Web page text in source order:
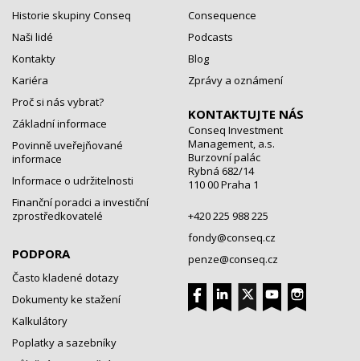
Historie skupiny Conseq
Naši lidé
Kontakty
Kariéra
Proč si nás vybrat?
Základní informace
Povinně uveřejňované
informace
Informace o udržitelnosti
Finanční poradci a investiční
zprostředkovatelé
PODPORA
Často kladené dotazy
Dokumenty ke stažení
Kalkulátory
Poplatky a sazebníky
Consequence
Podcasts
Blog
Zprávy a oznámení
KONTAKTUJTE NÁS
Conseq Investment
Management, a.s.
Burzovní palác
Rybná 682/14
110 00 Praha 1
+420 225 988 225
fondy@conseq.cz
penze@conseq.cz